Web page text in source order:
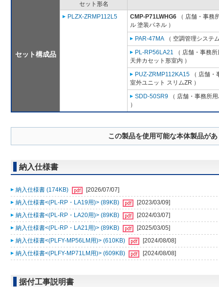
セット構成品
セット形名
PLZX-ZRMP112L5
CMP-P71LWHG6 （ 店舗・事務
ル 塗装パネル ）
PAR-47MA （ 空調管理システ
PL-RP56LA21 （ 店舗・事務
天井カセット形室内 ）
PUZ-ZRMP112KA15 （ 店舗
室外ユニット スリムZR ）
SDD-50SR9 （ 店舗・事務所
）
この製品を使用可能な本体製品が
納入仕様書
納入仕様書 (174KB)
[2026/07/07]
納入仕様書<(PL-RP・LA19用)> (89KB)
[2023/03/09]
納入仕様書<(PL-RP・LA20用)> (89KB)
[2024/03/07]
納入仕様書<(PL-RP・LA21用)> (89KB)
[2025/03/05]
納入仕様書<(PLFY-MP56LM用)> (610KB)
[2024/08/08]
納入仕様書<(PLFY-MP71LM用)> (609KB)
[2024/08/08]
据付工事説明書